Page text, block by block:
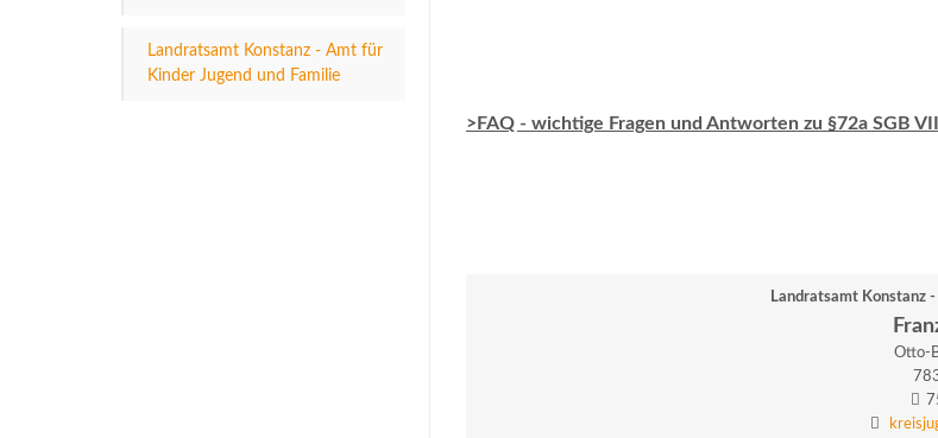
>FAQ - wichtige Fragen und Antworten zu §72a SGB VIII
Landratsamt Konstanz
Otto-
Landratsamt Konstanz - Amt für
Kinder Jugend und Familie